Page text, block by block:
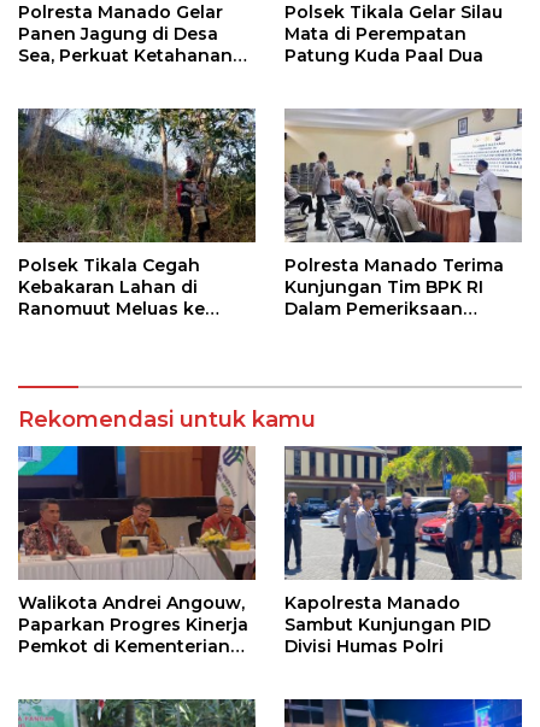
Polresta Manado Gelar
Panen Jagung di Desa
Sea, Perkuat Ketahanan
Polsek Tikala Gelar Silau
Mata di Perempatan
Patung Kuda Paal Dua
Polsek Tikala Cegah
Kebakaran Lahan di
Ranomuut Meluas ke
Polresta Manado Terima
Kunjungan Tim BPK RI
Dalam Pemeriksaan
Laporan Kamtibmas
Rekomendasi untuk kamu
Walikota Andrei Angouw,
Paparkan Progres Kinerja
Pemkot di Kementerian
Kapolresta Manado
Sambut Kunjungan PID
Divisi Humas Polri